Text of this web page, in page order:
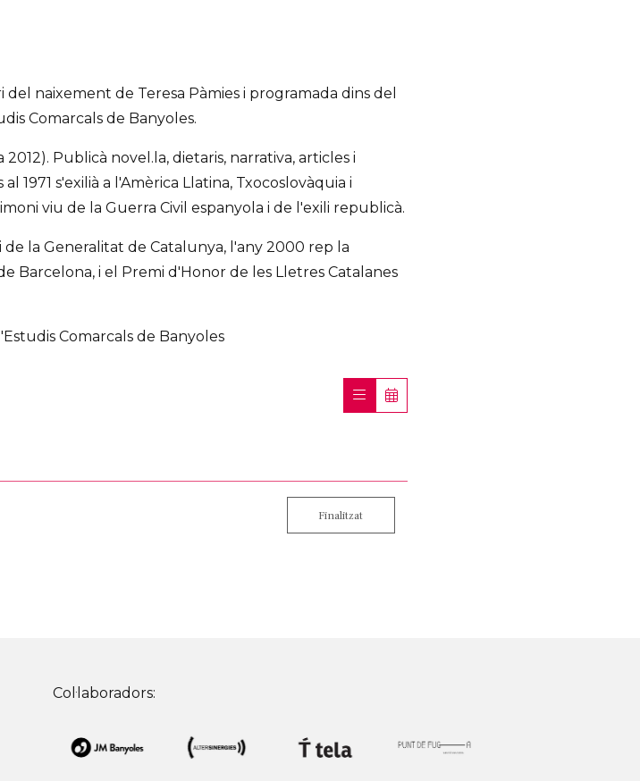
naixement de Teresa Pàmies i programada dins del
Comarcals de Banyoles.
2012). Publicà novel.la, dietaris, narrativa, articles i
1971 s'exilià a l'Amèrica Llatina, Txocoslovàquia i
viu de la Guerra Civil espanyola i de l'exili republicà.
de la Generalitat de Catalunya, l'any 2000 rep la
Barcelona, i el Premi d'Honor de les Lletres Catalanes
Comarcals de Banyoles
Finalitzat
Col·laboradors: